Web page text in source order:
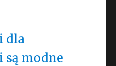
dla
modne